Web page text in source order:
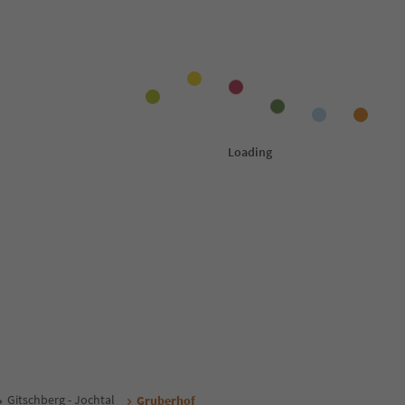
Gitschberg - Jochtal Gruberhof